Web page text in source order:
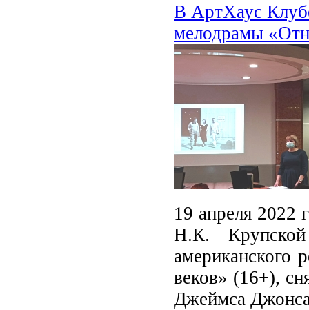
В АртХаус
мелодрамы
19 апреля 2022
Н.К.
американского
веков» (16+),
Джеймса